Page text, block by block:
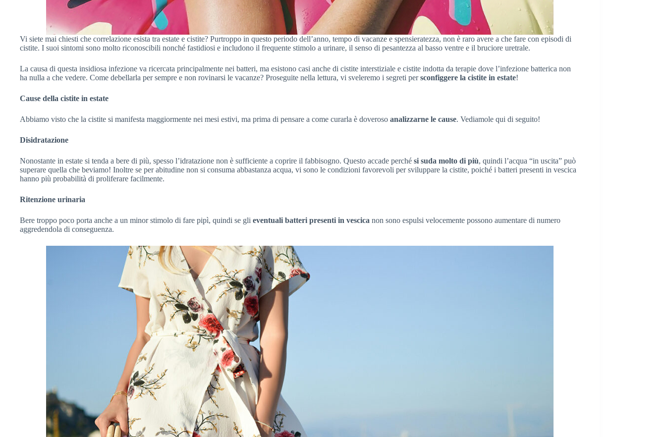
Vi siete mai chiesti che correlazione esista tra estate e cistite? Purtroppo in questo periodo dell’anno, tempo di vacanze e spensieratezza, non è raro avere a che fare con episodi di
cistite. I suoi sintomi sono molto riconoscibili nonché fastidiosi e includono il frequente stimolo a urinare, il senso di pesantezza al basso ventre e il bruciore uretrale.
La causa di questa insidiosa infezione va ricercata principalmente nei batteri, ma esistono casi anche di cistite interstiziale e cistite indotta da terapie dove l’infezione batterica non
ha nulla a che vedere. Come debellarla per sempre e non rovinarsi le vacanze? Proseguite nella lettura, vi sveleremo i segreti persconfiggere la cistite in estate!
Cause della cistite in estate
Abbiamo visto che la cistite si manifesta maggiormente nei mesi estivi, ma prima di pensare a come curarla è doveroso analizzarne le cause. Vediamole qui di seguito!
Disidratazione
Nonostante in estate si tenda a bere di più, spesso l’idratazione non è sufficiente a coprire il fabbisogno. Questo accade perché si suda molto di più, quindi l’acqua “in uscita” può
superare quella che beviamo! Inoltre se per abitudine non si consuma abbastanza acqua, vi sono le condizioni favorevoli per sviluppare la cistite, poiché i batteri presenti in vescica
hanno più probabilità di proliferare facilmente.
Ritenzione urinaria
Bere troppo poco porta anche a un minor stimolo di fare pipì, quindi se gli eventuali batteri presenti in vescica non sono espulsi velocemente possono aumentare di numero
aggredendola di conseguenza.